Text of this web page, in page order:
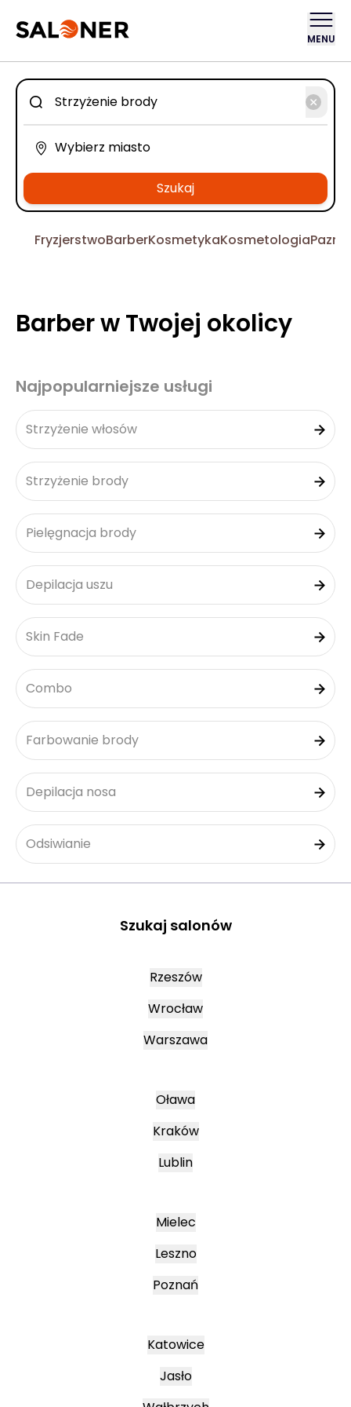
MENU
Szukaj
FryzjerstwoBarberKosmetykaKosmetologia
Barber w Twojej okolicy
Najpopularniejsze usługi
Strzyżenie włosów
Strzyżenie brody
Pielęgnacja brody
Depilacja uszu
Skin Fade
Combo
Farbowanie brody
Depilacja nosa
Odsiwianie
Szukaj salonów
Rzeszów
Wrocław
Warszawa
Oława
Kraków
Lublin
Mielec
Leszno
Poznań
Katowice
Jasło